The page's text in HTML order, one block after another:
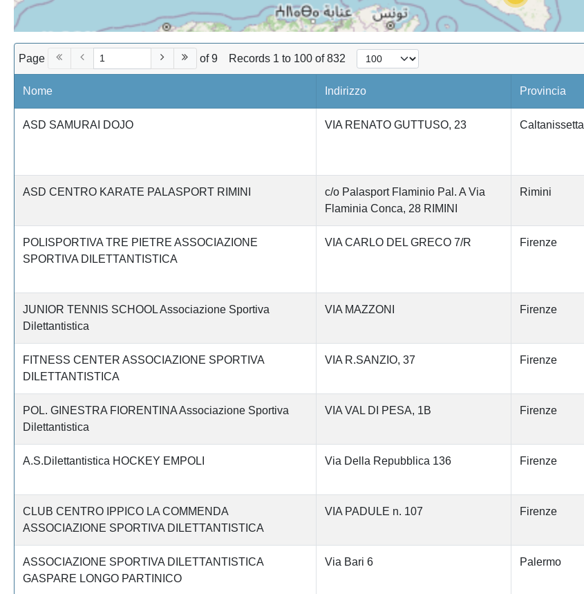
Page of 9 Records 1 to 100 of 832
Nome Indirizzo Provincia
ASD SAMURAI DOJO VIA RENATO GUTTUSO, 23 Caltanissetta
ASD CENTRO KARATE PALASPORT RIMINI
c/o Palasport Flaminio Pal. A Via
Flaminia Conca, 28 RIMINI
Rimini
POLISPORTIVA TRE PIETRE ASSOCIAZIONE
SPORTIVA DILETTANTISTICA
VIA CARLO DEL GRECO 7/R Firenze
JUNIOR TENNIS SCHOOL Associazione Sportiva
Dilettantistica
VIA MAZZONI Firenze
FITNESS CENTER ASSOCIAZIONE SPORTIVA
DILETTANTISTICA
VIA R.SANZIO, 37 Firenze
POL. GINESTRA FIORENTINA Associazione Sportiva
Dilettantistica
VIA VAL DI PESA, 1B Firenze
A.S.Dilettantistica HOCKEY EMPOLI Via Della Repubblica 136 Firenze
CLUB CENTRO IPPICO LA COMMENDA
ASSOCIAZIONE SPORTIVA DILETTANTISTICA
VIA PADULE n. 107 Firenze
ASSOCIAZIONE SPORTIVA DILETTANTISTICA
GASPARE LONGO PARTINICO
Via Bari 6 Palermo